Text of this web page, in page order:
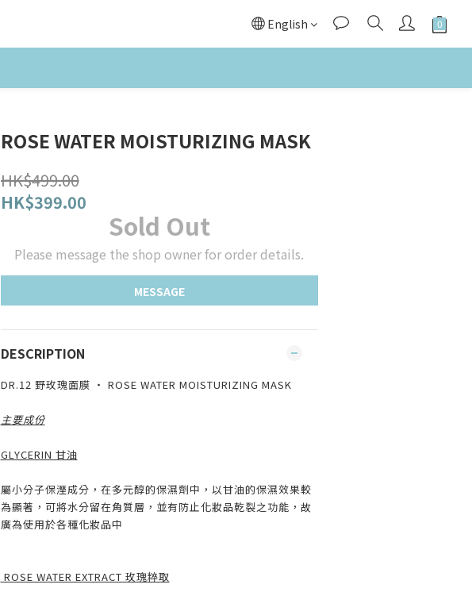
English
ROSE WATER MOISTURIZING MASK
HK$499.00
HK$399.00
Sold Out
Please message the shop owner for order details.
MESSAGE
DESCRIPTION
DR.12 野玫瑰面膜 ・ ROSE WATER MOISTURIZING MASK
主要成份
GLYCERIN 甘油
屬小分子保溼成分，在多元醇的保濕劑中，以甘油的保濕效果較
為顯著，可將水分留在角質層，並有防止化妝品乾裂之功能，故
廣為使用於各種化妝品中
ROSE WATER EXTRACT 玫瑰粹取